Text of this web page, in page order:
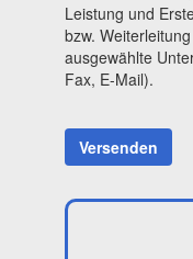
Leistung und
bzw.
ausgewählte
Fax, E-Mail).
Versenden